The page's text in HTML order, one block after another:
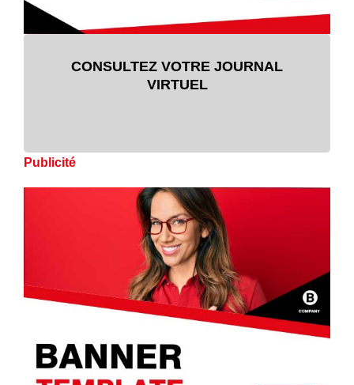
CONSULTEZ VOTRE JOURNAL
VIRTUEL
Publicité